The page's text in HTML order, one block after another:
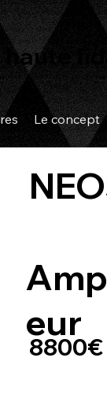
Le concept
haute
8800€
eur